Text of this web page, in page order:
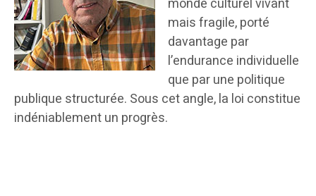
monde culturel vivant
mais fragile, porté
davantage par
l’endurance individuelle
que par une politique
publique structurée. Sous cet angle, la loi constitue
indéniablement un progrès.